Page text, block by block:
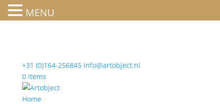
+31 (0)164-256845 info@artobject.nl
0 items
Home
MENU